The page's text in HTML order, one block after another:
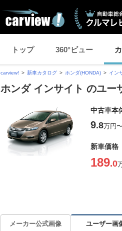
トップ 360°ビュー
carview! 新車カタログ ホンダ(HONDA) イン
ホンダ インサイト のユー
中古車本
9.8万円〜
新車価格
189.0
メーカー公式画像 ユーザー画